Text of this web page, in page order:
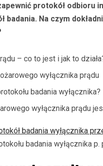
protokół
Na czym
– co to jest i jak to
wyłącznika prądu
badania wyłącznika?
wyłącznika prądu
badania wyłącznika
badania wyłącznika p.